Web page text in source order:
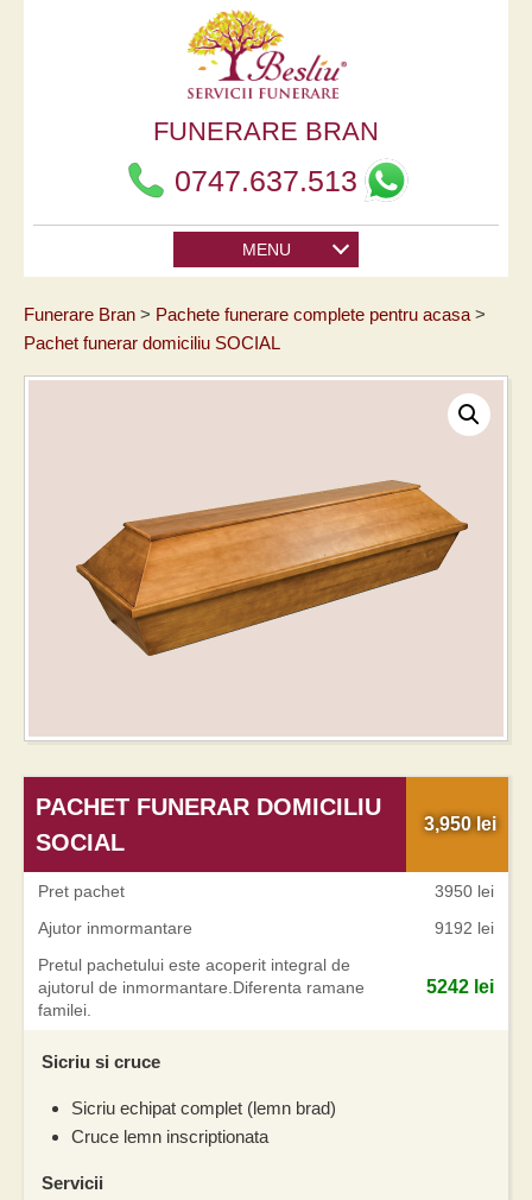
FUNERARE BRAN
0747.637.513
MENU
Funerare Bran
Pachete funerare complete pentru acasa
Pachet funerar domiciliu SOCIAL
PACHET FUNERAR DOMICILIU
SOCIAL
3,950lei
Pret pachet
3950 lei
Ajutor inmormantare
9192 lei
Pretul pachetului este acoperit integral de
ajutorul de inmormantare.Diferenta ramane
familei.
5242 lei
Sicriu si cruce
Sicriu echipat complet (lemn brad)
Cruce lemn inscriptionata
Servicii